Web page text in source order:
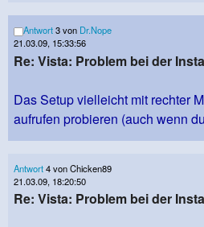
Antwort3 von Dr.Nope
21.03.09, 15:33:56
Re: Vista: Problem bei der
Das Setup vielleicht mit rechter
aufrufen probieren (auch wenn
Antwort4 von Chicken89
21.03.09, 18:20:50
Re: Vista: Problem bei der